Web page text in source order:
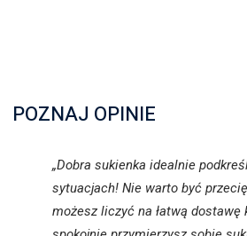
POZNAJ OPINIE
„Dobra sukienka idealnie
sytuacjach! Nie warto być
możesz liczyć na łatwą